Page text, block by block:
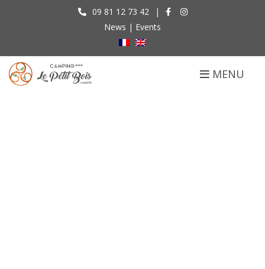
09 81 12 73 42
|
News | Events
MENU